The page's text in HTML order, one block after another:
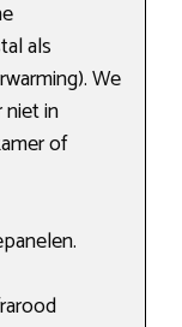
als
We
niet in
of